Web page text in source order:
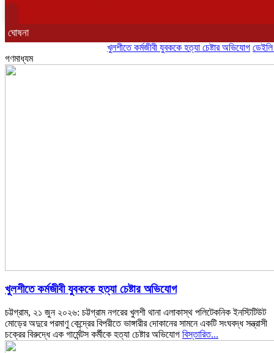
ঘোষনা
খুলশীতে কর্মজীবী যুবককে হত্যা চেষ্টার অভিযোগ ডেইলি
গণমাধ্যম
খুলশীতে কর্মজীবী যুবককে হত্যা চেষ্টার অভিযোগ
চট্টগ্রাম, ২১ জুন ২০২৬: চট্টগ্রাম নগরের খুলশী থানা এলাকাস্থ পলিটেকনিক ইনস্টিটিউট
মোড়ের অদুরে পরমাণু কেন্দ্রের বিপরীতে ভাঙ্গারীর দোকানের সামনে একটি সংঘবদ্ধ সন্ত্রাসী
চক্রের বিরুদ্ধে এক গার্মেন্টস কর্মীকে হত্যা চেষ্টার অভিযোগ বিস্তারিত...